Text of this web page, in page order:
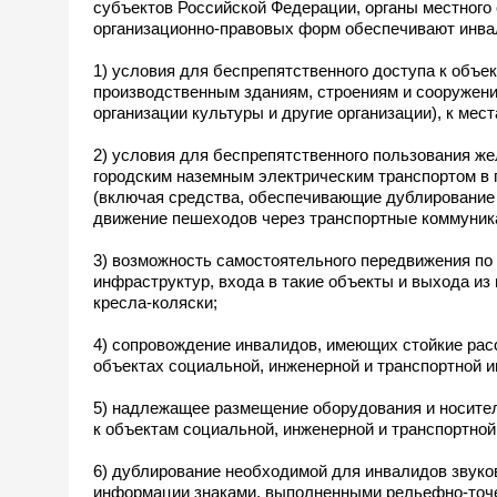
субъектов Российской Федерации, органы
организационно-правовых форм обеспечивают
1) условия для беспрепятственного доступа к
производственным зданиям, строениям и
организации культуры и другие организации), к
2) условия для беспрепятственного
городским наземным электрическим транспортом
(включая средства, обеспечивающие
движение пешеходов через транспортные
3) возможность самостоятельного передвижения
инфраструктур, входа в такие объекты и выхода
кресла-коляски;
4) сопровождение инвалидов, имеющих стойкие
объектах социальной, инженерной и транспортной
5) надлежащее размещение оборудования и
к объектам социальной, инженерной и
6) дублирование необходимой для инвалидов
информации знаками, выполненными рельефно-